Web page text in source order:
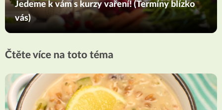
Jedeme k vám s kurzy vaření! (Termíny blízko
vás)
Čtěte více na toto téma